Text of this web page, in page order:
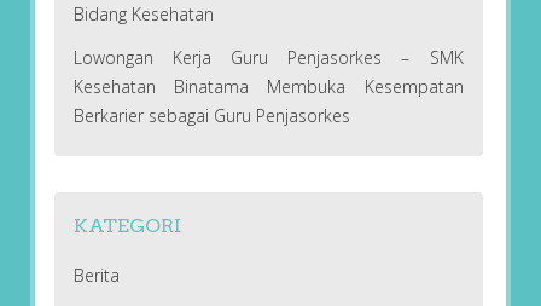
Bidang Kesehatan
Lowongan Kerja Guru Penjasorkes – SMK
Kesehatan Binatama Membuka Kesempatan
Berkarier sebagai Guru Penjasorkes
KATEGORI
Berita